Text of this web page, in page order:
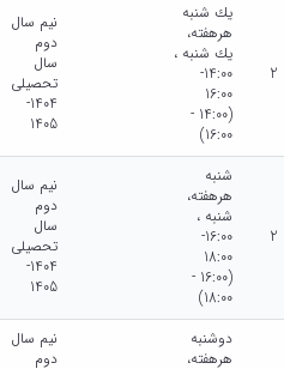
2
يك شنبه
هرهفته،
يك شنبه ،
14:00-
16:00
(14:00 -
16:00)
نیم سال
دوم
سال
تحصیلی
1404-
1405
2
شنبه
هرهفته،
شنبه ،
16:00-
18:00
(16:00 -
18:00)
نیم سال
دوم
سال
تحصیلی
1404-
1405
دوشنبه
هرهفته،
نیم سال
دوم